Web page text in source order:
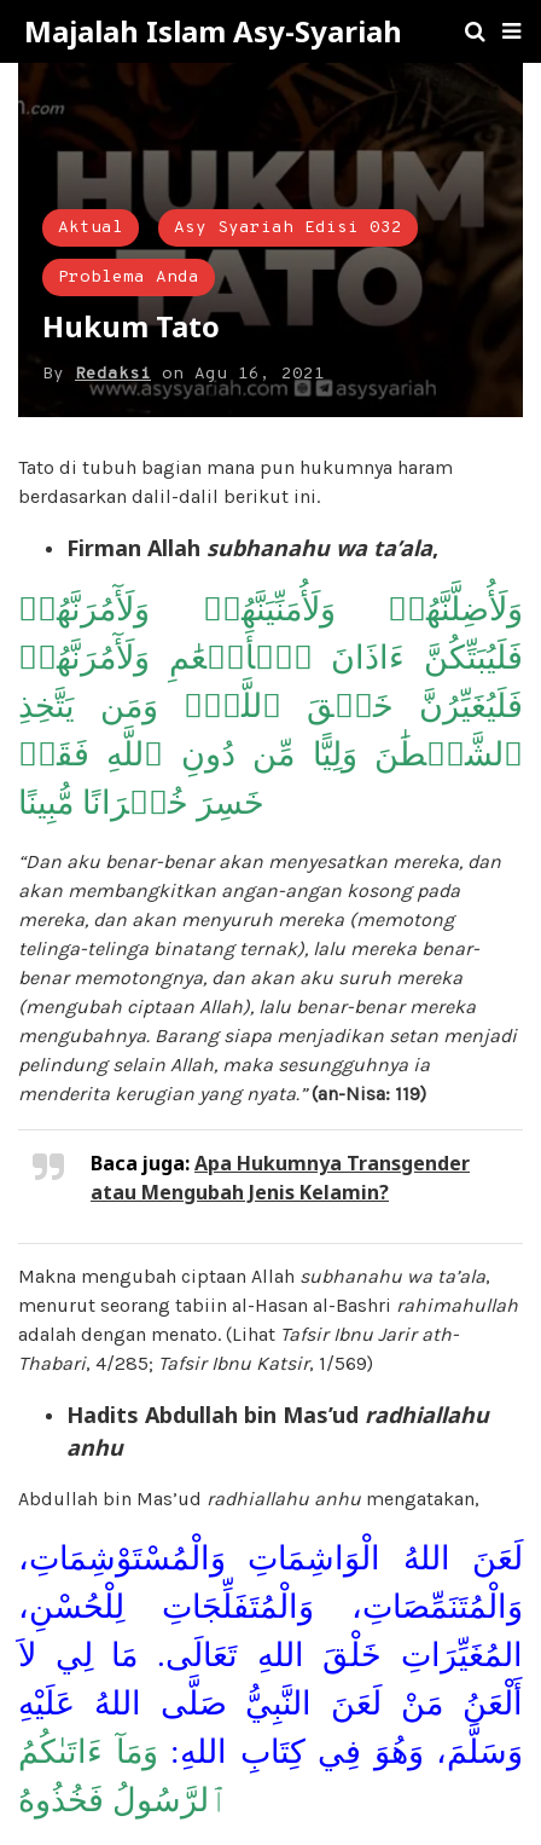
Majalah Islam Asy-Syariah
Aktual Asy Syariah Edisi 032
Problema Anda
Hukum Tato
By Redaksi on Agu 16, 2021
Tato di tubuh bagian mana pun hukumnya haram
berdasarkan dalil-dalil berikut ini.
Firman Allah subhanahu wa ta’ala,
وَلَأُضِلَّنَّهُمۡ وَلَأُمَنِّيَنَّهُمۡ وَلَأٓمُرَنَّهُمۡ
فَلَيُبَتِّكُنَّ ءَاذَانَ ٱلۡأَنۡعَٰمِ وَلَأٓمُرَنَّهُمۡ
فَلَيُغَيِّرُنَّ خَلۡقَ ٱللَّهِۚ وَمَن يَتَّخِذِ
ٱلشَّيۡطَٰنَ وَلِيًّا مِّن دُونِ ٱللَّهِ فَقَدۡ
خَسِرَ خُسۡرَانًا مُّبِينًا
“Dan aku benar-benar akan menyesatkan mereka, dan
akan membangkitkan angan-angan kosong pada
mereka, dan akan menyuruh mereka (memotong
telinga-telinga binatang ternak), lalu mereka benar-
benar memotongnya, dan akan aku suruh mereka
(mengubah ciptaan Allah), lalu benar-benar mereka
mengubahnya. Barang siapa menjadikan setan menjadi
pelindung selain Allah, maka sesungguhnya ia
menderita kerugian yang nyata.”(an-Nisa: 119)
Baca juga:Apa Hukumnya Transgender
atau Mengubah Jenis Kelamin?
Makna mengubah ciptaan Allah subhanahu wa ta’ala,
menurut seorang tabiin al-Hasan al-Bashri rahimahullah
adalah dengan menato. (Lihat Tafsir Ibnu Jarir ath-
Thabari, 4/285; Tafsir Ibnu Katsir, 1/569)
Hadits Abdullah bin Mas’ud radhiallahu
anhu
Abdullah bin Mas’ud radhiallahu anhu mengatakan,
لَعَنَ اللهُ الْوَاشِمَاتِ وَالْمُسْتَوْشِمَاتِ،
وَالْمُتَنَمِّصَاتِ، وَالْمُتَفَلِّجَاتِ لِلْحُسْنِ،
المُغَيِّرَاتِ خَلْقَ اللهِ تَعَالَى. مَا لِي لاَ
أَلْعَنُ مَنْ لَعَنَ النَّبِيُّ صَلَّى اللهُ عَلَيْهِ
وَسَلَّمَ، وَهُوَ فِي كِتَابِ اللهِ: وَمَآ ءَاتَىٰكُمُ
ٱلرَّسُولُ فَخُذُوهُ